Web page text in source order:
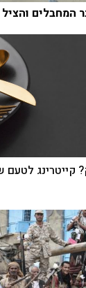
המחבלים
קייטרינג לטעם